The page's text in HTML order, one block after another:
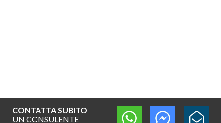
CONTATTA SUBITO
UN CONSULENTE